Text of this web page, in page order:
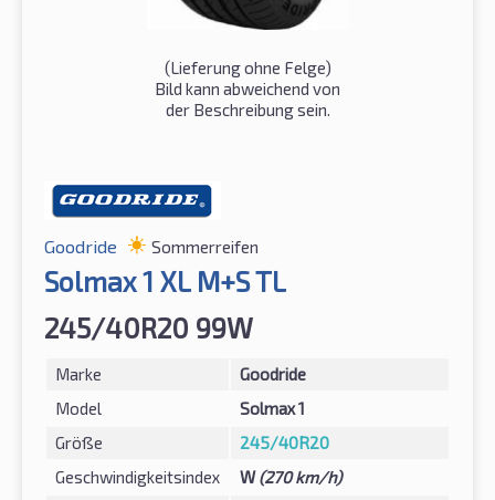
(Lieferung ohne Felge)
Bild kann abweichend von
der Beschreibung sein.
Goodride Sommerreifen
Solmax 1 XL M+S TL
245/40R20 99W
Marke
Goodride
Model
Solmax 1
Größe
245/40R20
Geschwindigkeitsindex
W(270 km/h)